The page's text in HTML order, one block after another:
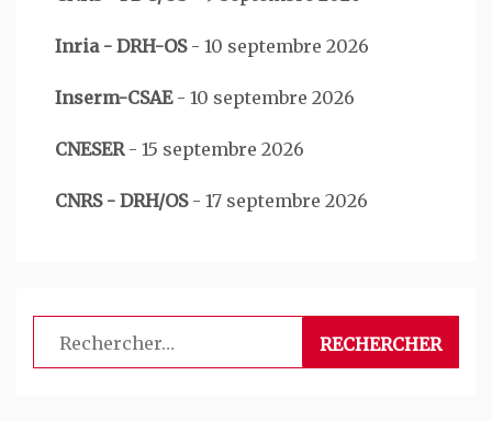
Inria - DRH-OS- 10 septembre 2026
Inserm-CSAE- 10 septembre 2026
CNESER- 15 septembre 2026
CNRS - DRH/OS- 17 septembre 2026
Rechercher :